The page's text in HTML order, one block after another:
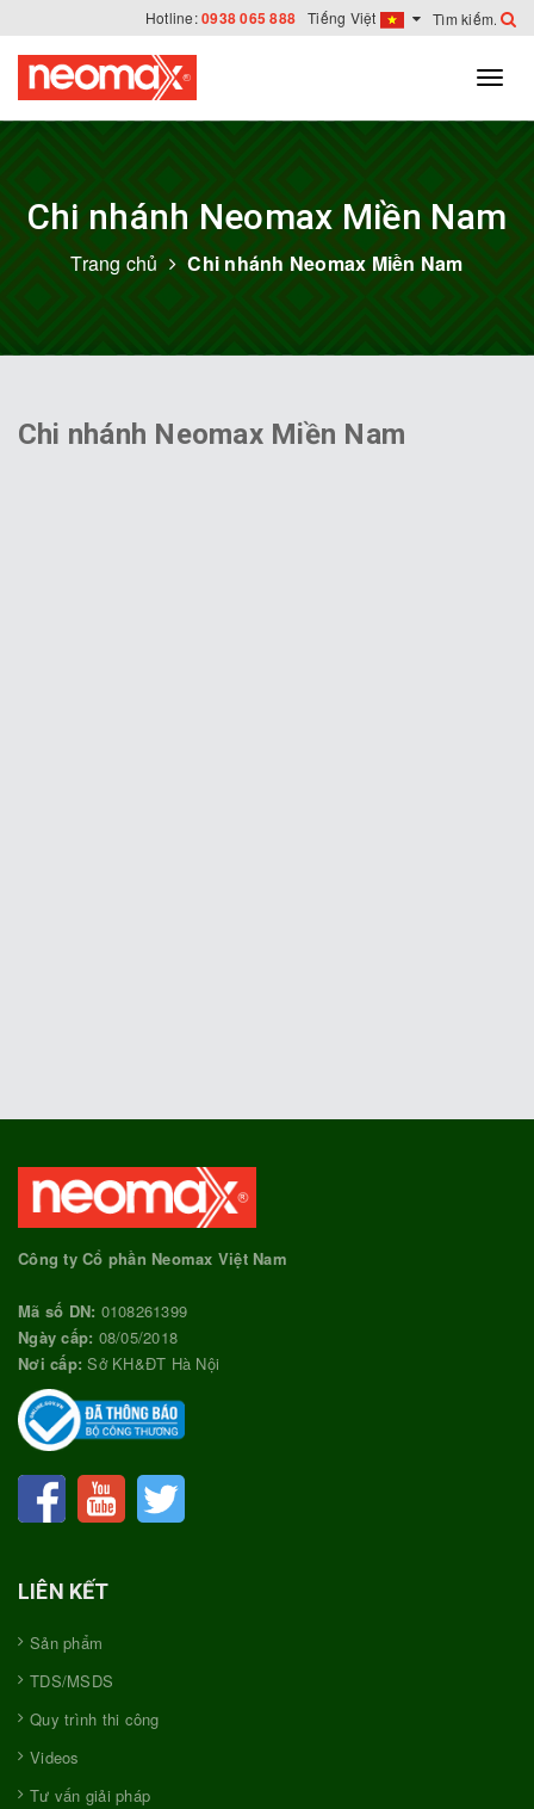
Tiếng Việt
Hotline:0938 065 888
Chi nhánh Neomax Miền Nam
Trang chủ Chi nhánh Neomax Miền Nam
Chi nhánh Neomax Miền Nam
Công ty Cổ phần Neomax Việt Nam
Mã số DN: 0108261399
Ngày cấp: 08/05/2018
Nơi cấp: Sở KH&ĐT Hà Nội
LIÊN KẾT
Sản phẩm
TDS/MSDS
Quy trình thi công
Videos
Tư vấn giải pháp